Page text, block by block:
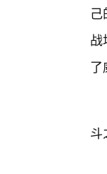
战
了
斗